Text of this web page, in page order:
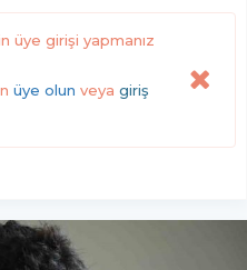
üye girişi yapmanız
üye olun veya giriş